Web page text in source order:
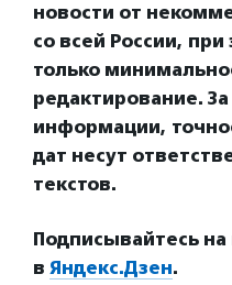
новости от
со всей России,
только
редактирование.
информации,
дат несут
текстов.
Подписывайтесь на
в Яндекс.Дзен.